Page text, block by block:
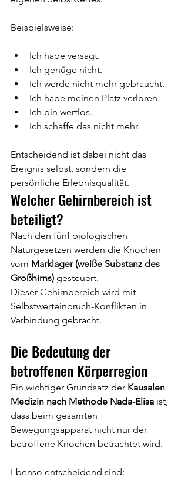
Beispielsweise:
Ich habe versagt.
Ich genüge nicht.
Ich werde nicht mehr gebraucht.
Ich habe meinen Platz verloren.
Ich bin wertlos.
Ich schaffe das nicht mehr.
Entscheidend ist dabei nicht das
Ereignis selbst, sondern die
persönliche Erlebnisqualität.
Welcher Gehirnbereich ist
beteiligt?
Nach den fünf biologischen
Naturgesetzen werden die Knochen
vom Marklager (weiße Substanz des
Großhirns) gesteuert.
Dieser Gehirnbereich wird mit
Selbstwerteinbruch-Konflikten in
Verbindung gebracht.
Die Bedeutung der
betroffenen Körperregion
Ein wichtiger Grundsatz der Kausalen
Medizin nach Methode Nada-Elisa ist,
dass beim gesamten
Bewegungsapparat nicht nur der
betroffene Knochen betrachtet wird.
Ebenso entscheidend sind: